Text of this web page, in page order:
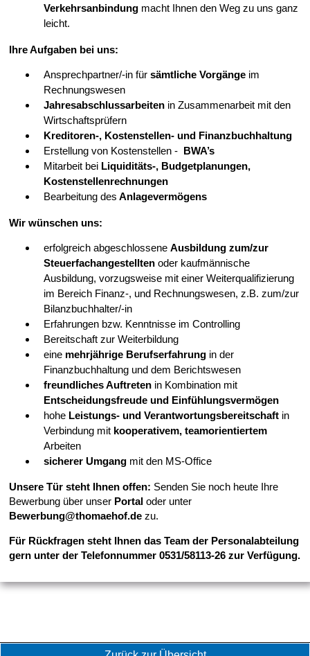
Verkehrsanbindung macht Ihnen den Weg zu uns ganz
leicht.
Ihre Aufgaben bei uns:
Ansprechpartner/-in fürsämtliche Vorgänge im
Rechnungswesen
Jahresabschlussarbeiten in Zusammenarbeit mit den
Wirtschaftsprüfern
Kreditoren-, Kostenstellen- und Finanzbuchhaltung
Erstellung von Kostenstellen - BWA’s
Mitarbeit bei Liquiditäts-, Budgetplanungen,
Kostenstellenrechnungen
Bearbeitung des Anlagevermögens
Wir wünschen uns:
erfolgreich abgeschlossene Ausbildung zum/zur
Steuerfachangestelltenoder kaufmännische
Ausbildung, vorzugsweise mit einer Weiterqualifizierung
im Bereich Finanz-, und Rechnungswesen, z.B. zum/zur
Bilanzbuchhalter/-in
Erfahrungen bzw. Kenntnisse im Controlling
Bereitschaft zur Weiterbildung
eine mehrjährige Berufserfahrung in der
Finanzbuchhaltung und dem Berichtswesen
freundliches Auftreten in Kombination mit
Entscheidungsfreude und Einfühlungsvermögen
hohe Leistungs- und Verantwortungsbereitschaft in
Verbindung mit kooperativem, teamorientiertem
Arbeiten
sicherer Umgang mit den MS-Office
Unsere Tür steht Ihnen offen: Senden Sie noch heute Ihre
Bewerbung über unser Portal oder unter
Bewerbung@thomaehof.de zu.
Für Rückfragen steht Ihnen das Team der Personalabteilung
gern unter der Telefonnummer 0531/58113-26 zur Verfügung.